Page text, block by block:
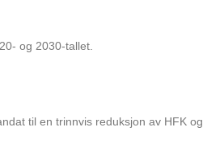
og 2030-tallet.
til en trinnvis reduksjon av HFK og